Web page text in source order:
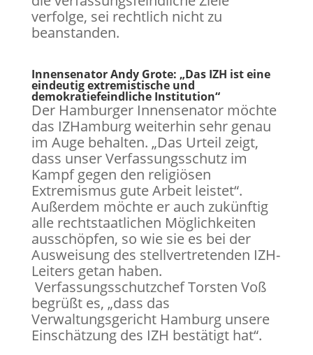
verfolge, sei rechtlich nicht zu
beanstanden.
Innensenator Andy Grote: „Das IZH ist eine
eindeutig extremistische und
demokratiefeindliche Institution“
Der Hamburger Innensenator möchte
das IZHamburg weiterhin sehr genau
im Auge behalten. „Das Urteil zeigt,
dass unser Verfassungsschutz im
Kampf gegen den religiösen
Extremismus gute Arbeit leistet“.
Außerdem möchte er auch zukünftig
alle rechtstaatlichen Möglichkeiten
ausschöpfen, so wie sie es bei der
Ausweisung des stellvertretenden IZH-
Leiters getan haben.
Verfassungsschutzchef Torsten Voß
begrüßt es, „dass das
Verwaltungsgericht Hamburg unsere
Einschätzung des IZH bestätigt hat“.